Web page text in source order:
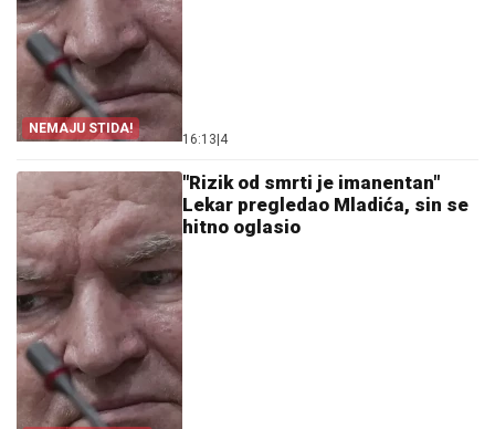
NEMAJU STIDA!
16:13 4
"Rizik od smrti je imanentan"
Lekar pregledao Mladića, sin se
hitno oglasio